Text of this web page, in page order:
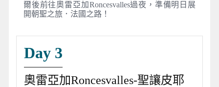
爾後前往奧雷亞加Roncesvalles過夜，準備明日展
開朝聖之旅．法國之路！
Day 3
奧雷亞加Roncesvalles-聖讓皮耶